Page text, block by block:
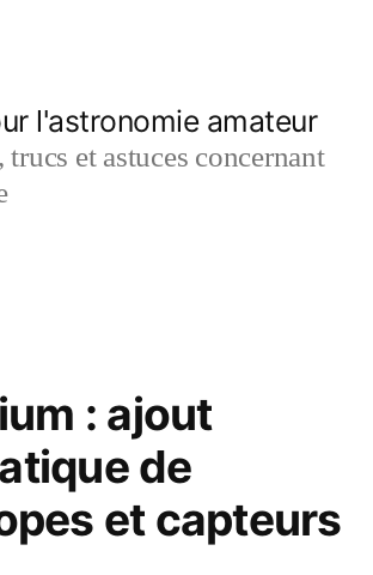
l'astronomie amateur
trucs et astuces concernant
: ajout
de
et capteurs